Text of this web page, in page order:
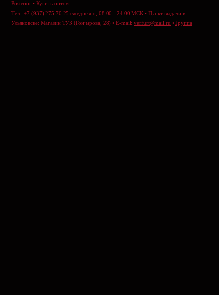
Posterior • Купить оптом
Тел.: +7 (937) 275 70 25 ежедневно, 08:00 - 24:00 МСК • Пункт выдачи в
Ульяновске: Магазин ТУЗ (Гончарова, 28) • E-mail: verfurt@mail.ru • Группа